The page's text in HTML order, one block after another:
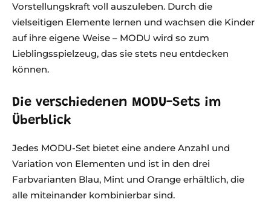
Vorstellungskraft voll auszuleben. Durch die
vielseitigen Elemente lernen und wachsen die Kinder
auf ihre eigene Weise – MODU wird so zum
Lieblingsspielzeug, das sie stets neu entdecken
können.
Die verschiedenen MODU-Sets im
Überblick
Jedes MODU-Set bietet eine andere Anzahl und
Variation von Elementen und ist in den drei
Farbvarianten Blau, Mint und Orange erhältlich, die
alle miteinander kombinierbar sind.